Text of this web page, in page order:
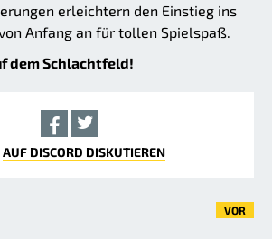
erleichtern den Einstieg ins
Anfang an für tollen Spielspaß.
dem Schlachtfeld!
AUF DISCORD DISKUTIEREN
VOR